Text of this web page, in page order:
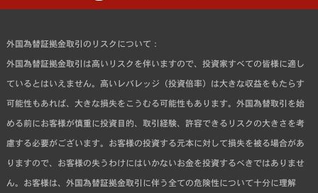
外国為替証拠金取引のリスクについて：
外国為替証拠金取引は高いリスクを伴いますので、投資家すべての皆様に適し
ているとはいえません。高いレバレッジ（投資倍率）は大きな収益をもたらす
可能性もあれば、大きな損失をこうむる可能性もあります。外国為替取引を始
める前にお客様が慎重に投資目的、取引経験、許容できるリスクの大きさを考
慮する必要がございます。お客様の投資する元本に対して損失を被る場合があ
りますので、お客様の失うわけにはいかないお金を投資するべきではありませ
ん。お客様は、外国為替証拠金取引に伴う全ての危険性について十分に理解